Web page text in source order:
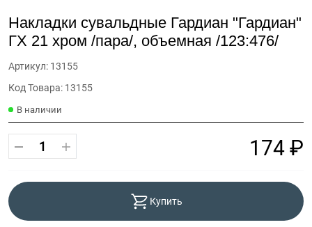
Накладки сувальдные Гардиан "Гардиан"
ГХ 21 хром /пара/, объемная /123:476/
Артикул: 13155
Код Товара: 13155
В наличии
174 ₽
Купить